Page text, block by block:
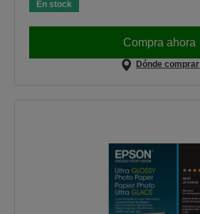
En stock
Compra ahora
Dónde comprar